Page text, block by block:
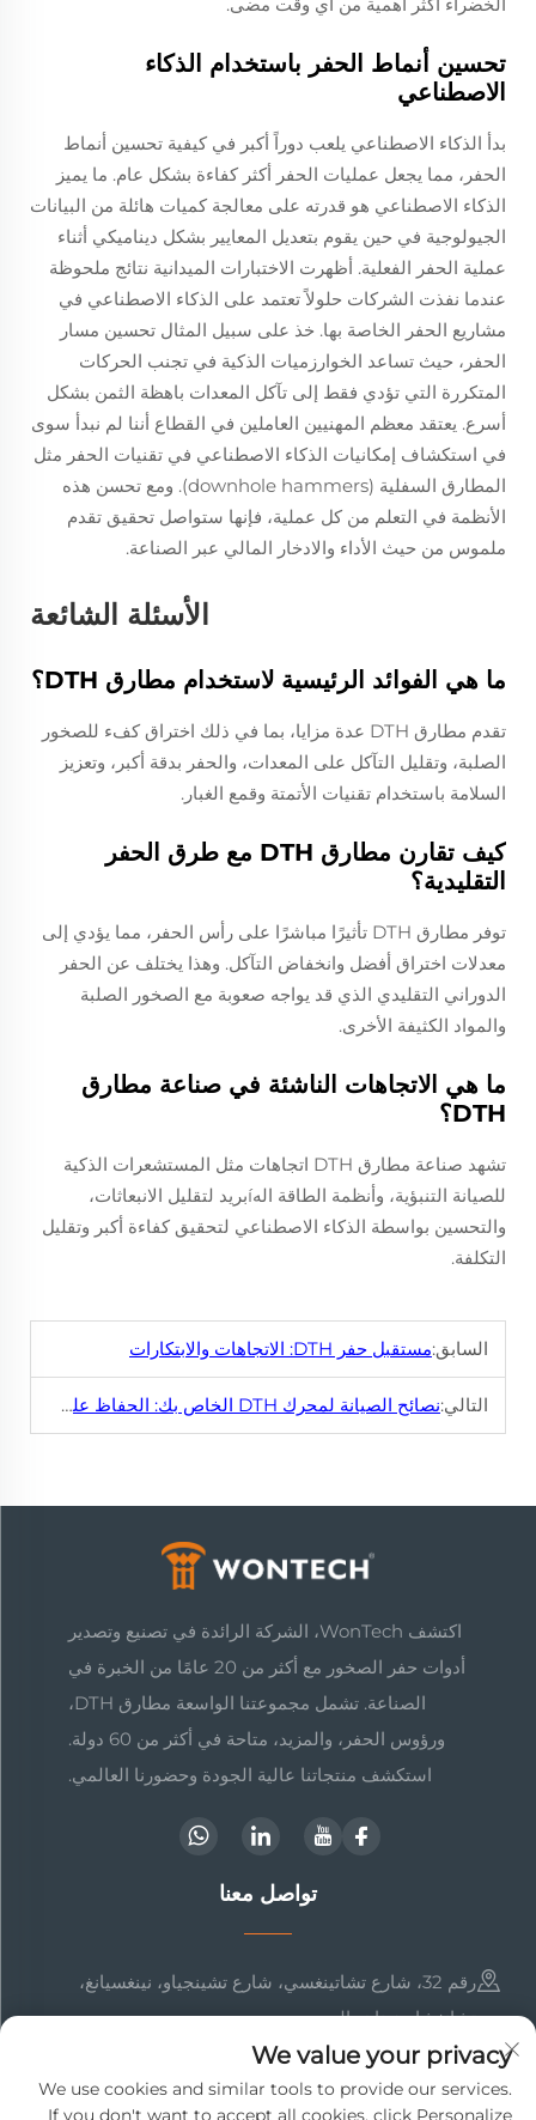
الخضراء أكثر أهمية من أي وقت مضى.
تحسين أنماط الحفر باستخدام الذكاء
الاصطناعي
بدأ الذكاء الاصطناعي يلعب دوراً أكبر في كيفية تحسين أنماط
الحفر، مما يجعل عمليات الحفر أكثر كفاءة بشكل عام. ما يميز
الذكاء الاصطناعي هو قدرته على معالجة كميات هائلة من البيانات
الجيولوجية في حين يقوم بتعديل المعايير بشكل ديناميكي أثناء
عملية الحفر الفعلية. أظهرت الاختبارات الميدانية نتائج ملحوظة
عندما نفذت الشركات حلولاً تعتمد على الذكاء الاصطناعي في
مشاريع الحفر الخاصة بها. خذ على سبيل المثال تحسين مسار
الحفر، حيث تساعد الخوارزميات الذكية في تجنب الحركات
المتكررة التي تؤدي فقط إلى تآكل المعدات باهظة الثمن بشكل
أسرع. يعتقد معظم المهنيين العاملين في القطاع أننا لم نبدأ سوى
في استكشاف إمكانيات الذكاء الاصطناعي في تقنيات الحفر مثل
المطارق السفلية (downhole hammers). ومع تحسن هذه
الأنظمة في التعلم من كل عملية، فإنها ستواصل تحقيق تقدم
ملموس من حيث الأداء والادخار المالي عبر الصناعة.
الأسئلة الشائعة
ما هي الفوائد الرئيسية لاستخدام مطارق DTH؟
تقدم مطارق DTH عدة مزايا، بما في ذلك اختراق كفء للصخور
الصلبة، وتقليل التآكل على المعدات، والحفر بدقة أكبر، وتعزيز
السلامة باستخدام تقنيات الأتمتة وقمع الغبار.
كيف تقارن مطارق DTH مع طرق الحفر
التقليدية؟
توفر مطارق DTH تأثيرًا مباشرًا على رأس الحفر، مما يؤدي إلى
معدلات اختراق أفضل وانخفاض التآكل. وهذا يختلف عن الحفر
الدوراني التقليدي الذي قد يواجه صعوبة مع الصخور الصلبة
والمواد الكثيفة الأخرى.
ما هي الاتجاهات الناشئة في صناعة مطارق
DTH؟
تشهد صناعة مطارق DTH اتجاهات مثل المستشعرات الذكية
للصيانة التنبؤية، وأنظمة الطاقة الهíبريد لتقليل الانبعاثات،
والتحسين بواسطة الذكاء الاصطناعي لتحقيق كفاءة أكبر وتقليل
التكلفة.
السابق:مستقبل حفر DTH: الاتجاهات والابتكارات
التالي:نصائح الصيانة لمحرك DTH الخاص بك: الحفاظ على تشغيله بسلاسة
اكتشف WonTech، الشركة الرائدة في تصنيع وتصدير
أدوات حفر الصخور مع أكثر من 20 عامًا من الخبرة في
الصناعة. تشمل مجموعتنا الواسعة مطارق DTH،
ورؤوس الحفر، والمزيد، متاحة في أكثر من 60 دولة.
استكشف منتجاتنا عالية الجودة وحضورنا العالمي.
تواصل معنا
رقم 32، شارع تشاتينغسي، شارع تشينجياو، نينغسيانغ،
تشانغشا، هونان، الصين
We value your privacy
We use cookies and similar tools to provide our services.
If you don't want to accept all cookies, click Personalize